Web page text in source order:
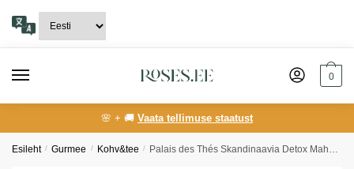
navigation
content
0
🌸 + 🚚 Vaata tellimuse staatust
Esileht / Gurmee / Kohv&tee / Palais des Thés Skandinaavia Detox Mahe Tee 100g